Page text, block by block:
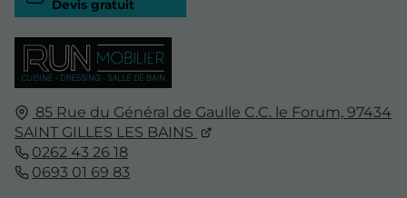
85 Rue du Général de Gaulle C.C. le Forum, 97434
SAINT GILLES LES BAINS
0262 43 26 18
0693 01 69 83